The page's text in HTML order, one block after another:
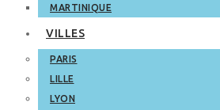
MARTINIQUE
VILLES
PARIS
LILLE
LYON